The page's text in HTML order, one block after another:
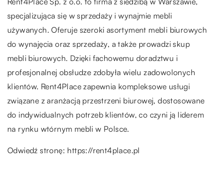
specjalizująca się w sprzedaży i wynajmie mebli
używanych. Oferuje szeroki asortyment mebli biurowych
do wynajęcia oraz sprzedaży, a także prowadzi skup
mebli biurowych. Dzięki fachowemu doradztwu i
profesjonalnej obsłudze zdobyła wielu zadowolonych
klientów. Rent4Place zapewnia kompleksowe usługi
związane z aranżacją przestrzeni biurowej, dostosowane
do indywidualnych potrzeb klientów, co czyni ją liderem
na rynku wtórnym mebli w Polsce.
Odwiedź stronę: https://rent4place.pl